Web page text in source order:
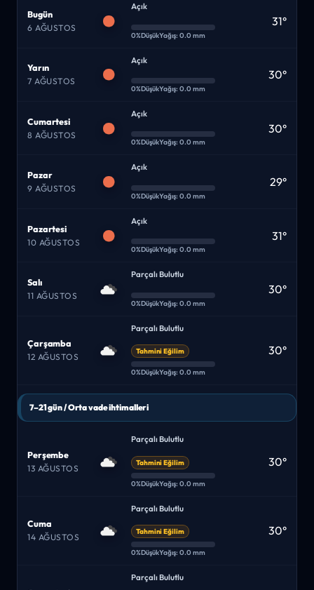
Bugün
6 AĞUSTOS
Açık
0%DüşükYağış: 0.0 mm
31°
Yarın
7 AĞUSTOS
Açık
0%DüşükYağış: 0.0 mm
30°
Cumartesi
8 AĞUSTOS
Açık
0%DüşükYağış: 0.0 mm
30°
Pazar
9 AĞUSTOS
Açık
0%DüşükYağış: 0.0 mm
29°
Pazartesi
10 AĞUSTOS
Açık
0%DüşükYağış: 0.0 mm
31°
Salı
11 AĞUSTOS
Parçalı Bulutlu
0%DüşükYağış: 0.0 mm
30°
Çarşamba
12 AĞUSTOS
Parçalı Bulutlu
Tahmini Eğilim
0%DüşükYağış: 0.0 mm
30°
7–21 gün / Orta vade ihtimalleri
Perşembe
13 AĞUSTOS
Parçalı Bulutlu
Tahmini Eğilim
0%DüşükYağış: 0.0 mm
30°
Cuma
14 AĞUSTOS
Parçalı Bulutlu
Tahmini Eğilim
0%DüşükYağış: 0.0 mm
30°
Parçalı Bulutlu